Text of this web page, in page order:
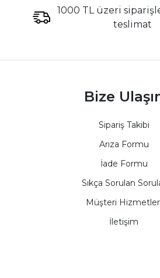
1000 TL üzeri
teslimat
Bize
Sipariş Takibi
Arıza Formu
İade Formu
Sıkça Sorulan
Müşteri
İletişim